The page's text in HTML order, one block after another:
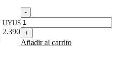
UYU$
2.390
Barra
De
Suspensión
Delantera
Ripmobility
Añadir al carrito